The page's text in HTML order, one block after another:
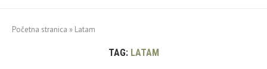
Početna stranica » Latam
TAG: LATAM